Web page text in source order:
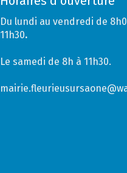
Du lundi au vendredi de
11h30.
Le samedi de 8h à 11h30.